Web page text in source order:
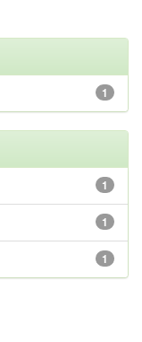
1
1
1
1